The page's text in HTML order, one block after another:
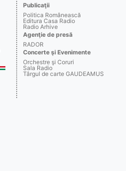
Publicaţii
Politica Românească
Editura Casa Radio
Radio Arhive
Agenţie de presă
RADOR
Concerte şi Evenimente
Orchestre şi Coruri
Sala Radio
Târgul de carte GAUDEAMUS